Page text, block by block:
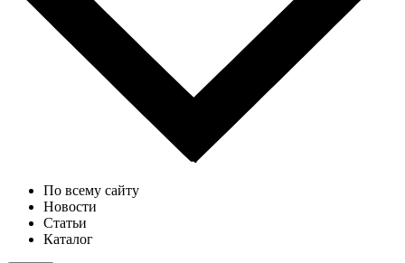
По всему сайту
Новости
Статьи
Каталог